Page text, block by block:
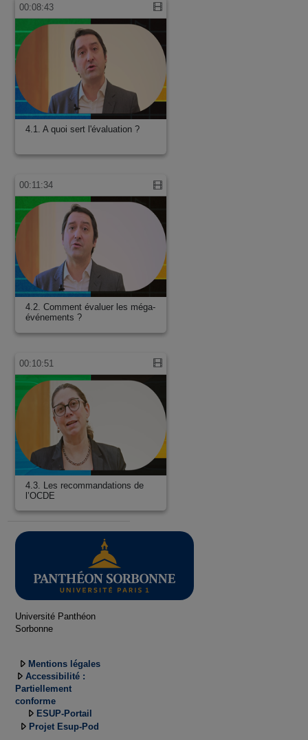
00:08:43
4.1. A quoi sert l'évaluation ?
00:11:34
4.2. Comment évaluer les méga-
événements ?
00:10:51
4.3. Les recommandations de
l’OCDE
Université Panthéon
Sorbonne
Mentions légales
Accessibilité :
Partiellement
conforme
ESUP-Portail
Projet Esup-Pod